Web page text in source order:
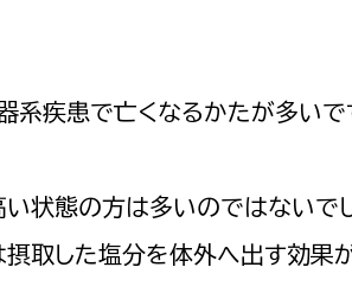
域経済
化・生涯学習
文化政策課
図書館
スポーツ課
疾患で亡くなるかたが多いで
状態の方は多いのではないでし
取した塩分を体外へ出す効果